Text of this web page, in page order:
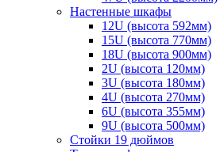
Настенные шкафы
12U (высота 592мм)
15U (высота 770мм)
18U (высота 900мм)
2U (высота 120мм)
3U (высота 180мм)
4U (высота 270мм)
6U (высота 355мм)
9U (высота 500мм)
Стойки 19 дюймов